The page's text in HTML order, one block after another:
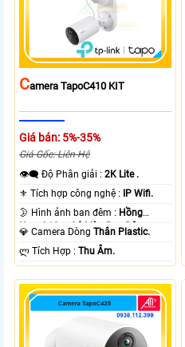
CAmera TapoC410 KIT
Giá bán: 5%-35%
Giá Gốc: Liên Hệ
👁️‍🗨 Độ Phân giải :2K Lite .
⚜️ Tích hợp công nghệ : IP Wifi.
🌛 Hình ảnh ban đêm : Hồng
Ngoại 10m Có Màu Ban Ðêm.
💎 Camera DòngThân Plastic.
️ლ Tích Hợp :Thu Âm.